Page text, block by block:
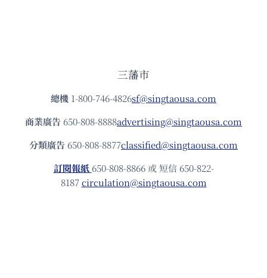
三藩市
總機 1-800-746-4826sf@singtaousa.com
商業廣告 650-808-8888advertising@singtaousa.com
分類廣告 650-808-8877classified@singtaousa.com
訂閱報紙 650-808-8866 或 短信 650-822-
8187circulation@singtaousa.com